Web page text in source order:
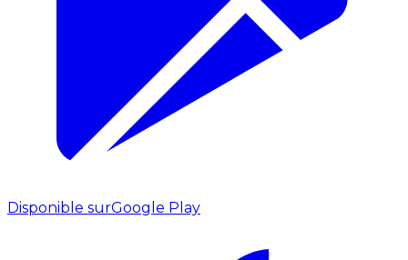
Disponible surGoogle Play